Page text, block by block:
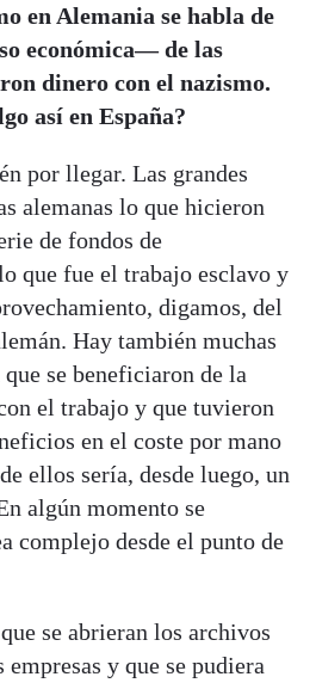
en Alemania se habla de
económica— de las
dinero con el nazismo.
así en España?
por llegar. Las grandes
alemanas lo que hicieron
de fondos de
que fue el trabajo esclavo y
digamos, del
Hay también muchas
que se beneficiaron de la
el trabajo y que tuvieron
en el coste por mano
ellos sería, desde luego, un
algún momento se
complejo desde el punto de
se abrieran los archivos
empresas y que se pudiera